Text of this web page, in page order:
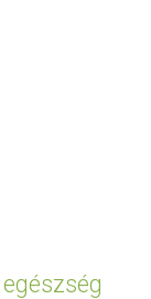
egészség